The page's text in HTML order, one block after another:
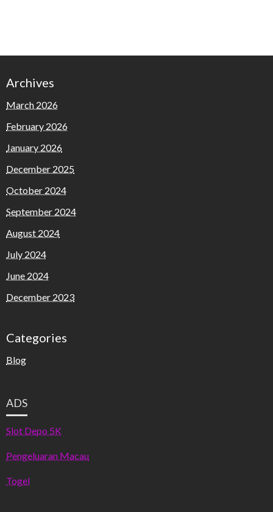
Archives
March 2026
February 2026
January 2026
December 2025
October 2024
September 2024
August 2024
July 2024
June 2024
December 2023
Categories
Blog
ADS
Slot Depo 5K
Pengeluaran Macau
Togel